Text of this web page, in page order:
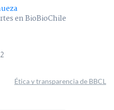
en BioBioChile
Ética y transparencia de BBCL